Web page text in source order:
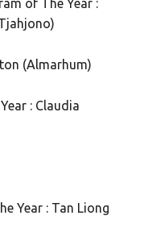
of The Year :
(Almarhum)
: Claudia
Year : Tan Liong